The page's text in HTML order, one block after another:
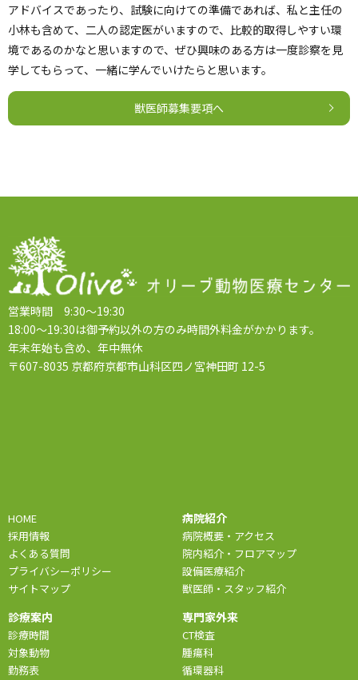
アドバイスであったり、試験に向けての準備であれば、私と主任の
小林も含めて、二人の認定医がいますので、比較的取得しやすい環
境であるのかなと思いますので、ぜひ興味のある方は一度診察を見
学してもらって、一緒に学んでいけたらと思います。
獣医師募集要項へ
営業時間 9:30～19:30
18:00～19:30は御予約以外の方のみ時間外料金がかかります。
年末年始も含め、年中無休
〒607-8035 京都府京都市山科区四ノ宮神田町 12-5
HOME
採用情報
よくある質問
プライバシーポリシー
サイトマップ
病院紹介
病院概要・アクセス
院内紹介・フロアマップ
設備医療紹介
獣医師・スタッフ紹介
診療案内
診療時間
対象動物
勤務表
専門家外来
CT検査
腫瘍科
循環器科